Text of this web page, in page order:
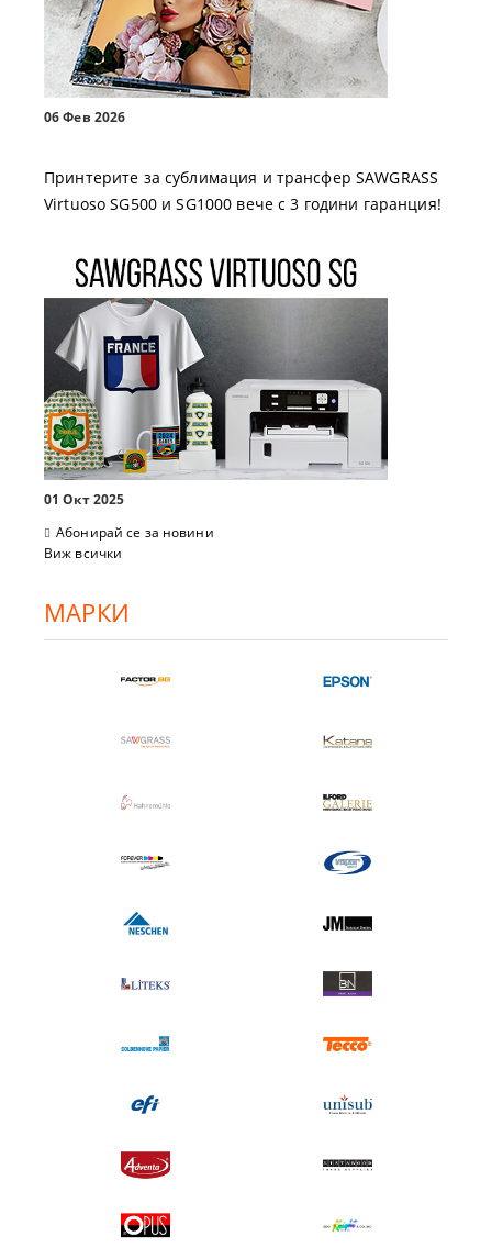
06 Фев 2026
Принтерите за сублимация и трансфер SAWGRASS
Virtuoso SG500 и SG1000 вече с 3 години гаранция!
01 Окт 2025
Абонирай се за новини
Виж всички
МАРКИ